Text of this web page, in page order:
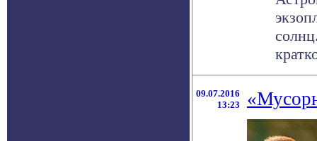
09.07.2016
13:23